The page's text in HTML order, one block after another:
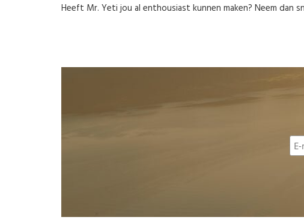
Heeft Mr. Yeti jou al enthousiast kunnen maken? Neem dan